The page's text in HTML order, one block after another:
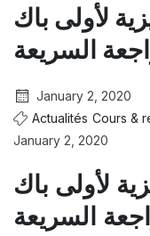
لأولى باك
السريعة
January 2, 2020
Actualités Cours &
January 2, 2020
لأولى باك
السريعة